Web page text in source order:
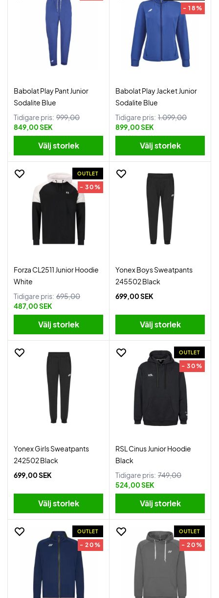
Babolat Play Pant Junior
Sodalite Blue
Tidigare pris: 999,00
849,00 SEK
Välj storlek
- 18%
Babolat Play Jacket Junior
Sodalite Blue
Tidigare pris: 1.099,00
899,00 SEK
Välj storlek
OUTLET
- 30%
Forza CL2511 Junior Hoodie
White
Tidigare pris: 695,00
487,00 SEK
Välj storlek
Yonex Boys Sweatpants
245502 Black
699,00 SEK
Välj storlek
Yonex Girls Sweatpants
242502 Black
699,00 SEK
Välj storlek
OUTLET
- 30%
RSL Cinus Junior Hoodie
Black
Tidigare pris: 749,00
524,00 SEK
Välj storlek
OUTLET
- 20%
OUTLET
- 20%